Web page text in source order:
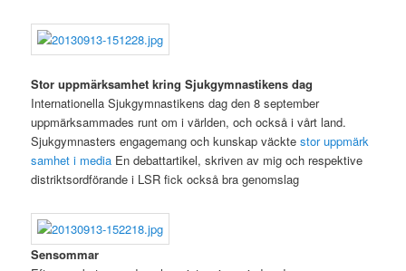
Stor uppmärksamhet kring Sjukgymnastikens dag
Internationella Sjukgymnastikens dag den 8 september
uppmärksammades runt om i världen, och också i vårt land.
Sjukgymnasters engagemang och kunskap väcktestor uppmärk
samhet i media En debattartikel, skriven av mig och respektive
distriktsordförande i LSR fick också bra genomslag
Sensommar